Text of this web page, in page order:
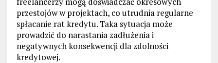
przestojów w projektach, co utrudnia regularne
spłacanie rat kredytu. Taka sytuacja może
prowadzić do narastania zadłużenia i
negatywnych konsekwencji dla zdolności
kredytowej.